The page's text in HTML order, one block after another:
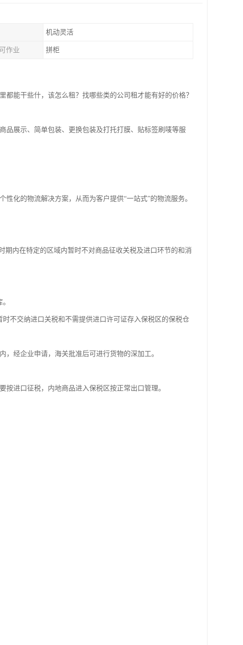
机动灵活
作业 拼柜
能干些什，该怎么租？找哪些类的公司租才能有好的价格？
品展示、简单包装、更换包装及打托打膜、贴标签刷唛等服
化的物流解决方案，从而为客户提供“一站式”的物流服务。
期内在特定的区域内暂时不对商品征收关税及进口环节的和消
不交纳进口关税和不需提供进口许可证存入保税区的保税仓
经企业申请，海关批准后可进行货物的深加工。
进口征税，内地商品进入保税区按正常出口管理。